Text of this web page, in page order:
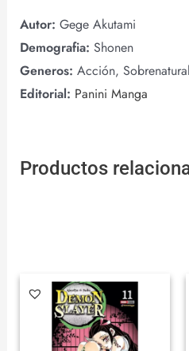
Autor: Gege Akutami
Demografia: Shonen
Generos: Acción,
Editorial: Panini Manga
Productos